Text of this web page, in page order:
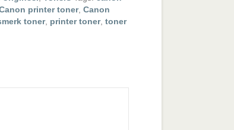
printer toner, Canon
toner, printer toner, toner